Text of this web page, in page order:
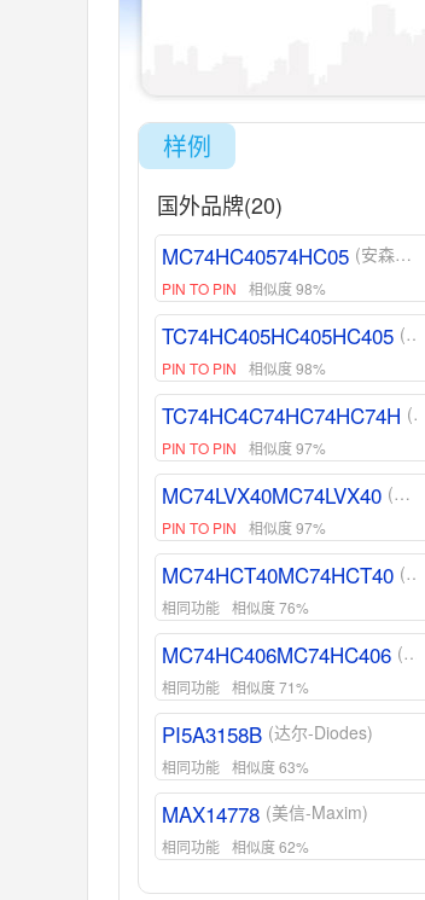
样例
国外品牌(20)
MC74HC40574HC05 (安森美-ON)
PIN TO PIN 相似度 98%
TC74HC405HC405HC405 (东芝-Toshiba)
PIN TO PIN 相似度 98%
TC74HC4C74HC74HC74H (东芝-Toshiba)
PIN TO PIN 相似度 97%
MC74LVX40MC74LVX40 (安森美-ON)
PIN TO PIN 相似度 97%
MC74HCT40MC74HCT40 (安森美-ON)
相同功能 相似度 76%
MC74HC406MC74HC406 (安森美-ON)
相同功能 相似度 71%
PI5A3158B (达尔-Diodes)
相同功能 相似度 63%
MAX14778 (美信-Maxim)
相同功能 相似度 62%
ADG1439 (亚德诺-ADI)